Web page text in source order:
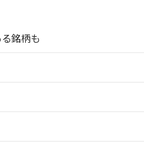
銘柄も